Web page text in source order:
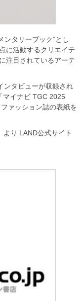
ンタリーブック”とし
に活動するクリエイテ
注目されているアーテ
ンタビューが収録され
マイナビ TGC 2025
ァッション誌の表紙を
より LAND公式サイト